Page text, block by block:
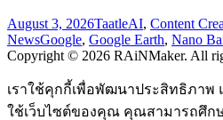
August 3, 2026TaatleAI, Content
NewsGoogle, Google Earth, Nano
Copyright © 2026 RAiNMaker. All
เราใช้คุกกี้เพื่อพัฒนาประสิทธิภาพ
ใช้เว็บไซต์ของคุณ คุณสามารถศึกษ